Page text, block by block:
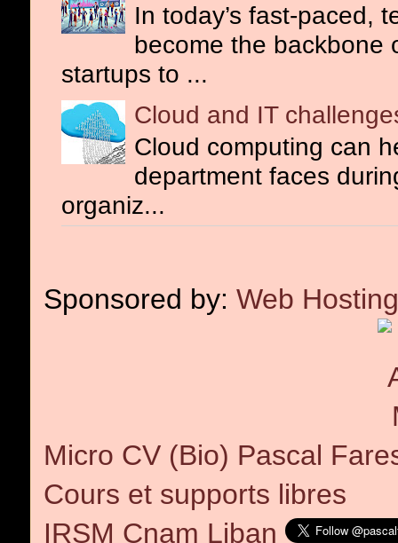
In today’s fast-paced,
become the backbone
startups to ...
Cloud and IT
Cloud computing can
department faces
organiz...
Sponsored by: Web
Micro CV (Bio) Pascal
Cours et supports libres
IRSM Cnam Liban